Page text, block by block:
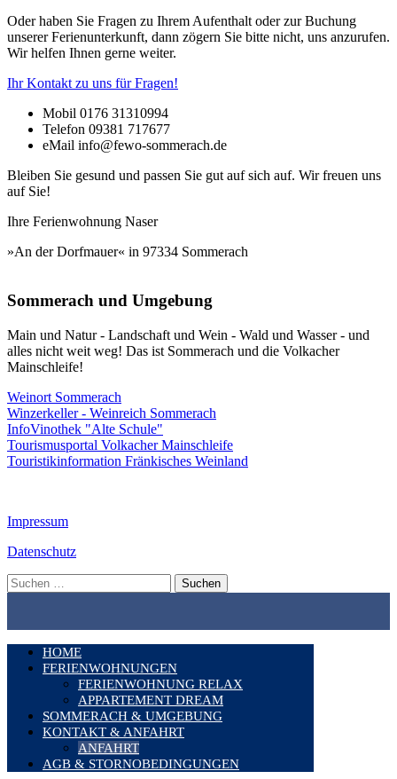
Oder haben Sie Fragen zu Ihrem Aufenthalt oder zur Buchung
unserer Ferienunterkunft, dann zögern Sie bitte nicht, uns anzurufen.
Wir helfen Ihnen gerne weiter.
Ihr Kontakt zu uns für Fragen!
Mobil 0176 31310994
Telefon 09381 717677
eMail info@fewo-sommerach.de
Bleiben Sie gesund und passen Sie gut auf sich auf. Wir freuen uns
auf Sie!
Ihre Ferienwohnung Naser
»An der Dorfmauer« in 97334 Sommerach
Sommerach und Umgebung
Main und Natur - Landschaft und Wein - Wald und Wasser - und
alles nicht weit weg! Das ist Sommerach und die Volkacher
Mainschleife!
Weinort Sommerach
Winzerkeller - Weinreich Sommerach
InfoVinothek "Alte Schule"
Tourismusportal Volkacher Mainschleife
Touristikinformation Fränkisches Weinland
Impressum
Datenschutz
Suchen
nach:
HOME
FERIENWOHNUNGEN
FERIENWOHNUNG RELAX
APPARTEMENT DREAM
SOMMERACH & UMGEBUNG
KONTAKT & ANFAHRT
ANFAHRT
AGB & STORNOBEDINGUNGEN